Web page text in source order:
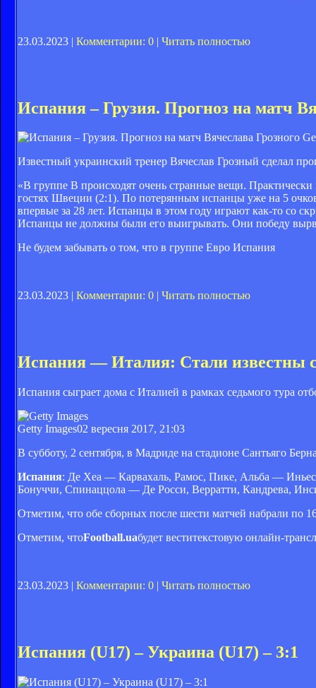
23.03.2023 | Комментарии: 0 | Читать полностью
Испания – Грузия. Прогноз на матч
Известный украинский тренер Вячеслав Грозный сделал
«В группе В происходят очень странные вещи.
гостях Швеции (2:1). По потерянным испанцы уже на 5
впервые за 28 лет. Испанцы в этом году играют как-то со
Испанцы не должны были его выигрывать. Они победу
Не будем забывать о том, что в группе Евро Испания
23.03.2023 | Комментарии: 0 | Читать полностью
Испания — Италия: Стали известны
Испания сыграет дома с Италией в рамках седьмого тура
Getty Images02 вересня 2017, 21:03
В субботу, 2 сентября, в Мадриде на стадионе Сантьяго
Испания: Де Хеа — Карвахаль, Рамос, Пике, Альба —
Бонуччи, Спинаццола — Де Росси, Верратти, Кандрева,
Отметим, что обе сборных после шести матчей набрали по
Отметим, чтоFootball.uaбудет веститекстовую онлайн-
23.03.2023 | Комментарии: 0 | Читать полностью
Испания (U17) – Украина (U17) – 3:1